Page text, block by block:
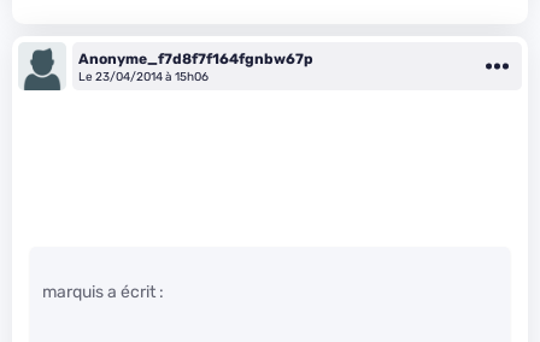
Anonyme_f7d8f7f164fgnbw67p
Le 23/04/2014 à 15h06
marquis a écrit :